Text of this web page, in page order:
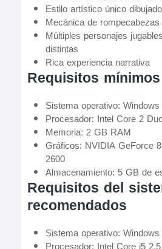
Estilo artístico único
Mecánica de
Múltiples personajes
distintas
Rica experiencia narrativa
Requisitos
Sistema operativo:
Procesador: Intel Core 2
Memoria: 2 GB RAM
Gráficos: NVIDIA GeForce
2600
Almacenamiento: 5 GB de
Requisitos del
recomendados
Sistema operativo: